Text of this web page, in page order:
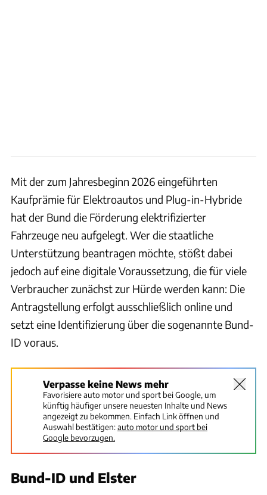
Mit der zum Jahresbeginn 2026 eingeführten
Kaufprämie für Elektroautos und Plug-in-Hybride
hat der Bund die Förderung elektrifizierter
Fahrzeuge neu aufgelegt. Wer die staatliche
Unterstützung beantragen möchte, stößt dabei
jedoch auf eine digitale Voraussetzung, die für viele
Verbraucher zunächst zur Hürde werden kann: Die
Antragstellung erfolgt ausschließlich online und
setzt eine Identifizierung über die sogenannte Bund-
ID voraus.
Verpasse keine News mehr
Favorisiere auto motor und sport bei Google, um
künftig häufiger unsere neuesten Inhalte und News
angezeigt zu bekommen. Einfach Link öffnen und
Auswahl bestätigen:auto motor und sport bei
Google bevorzugen.
Bund-ID und Elster